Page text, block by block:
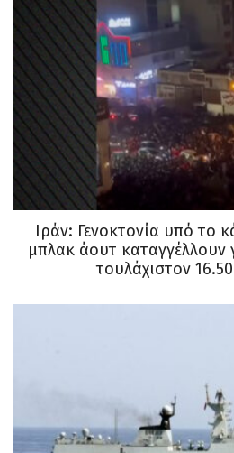
Ιράν: Γενοκτονία υπό το
μπλακ άουτ καταγγέλλουν
τουλάχιστον